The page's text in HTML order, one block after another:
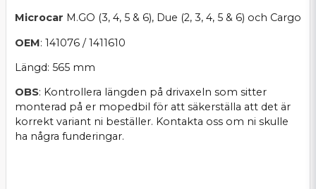
Microcar M.GO (3, 4, 5 & 6), Due (2, 3, 4, 5 & 6) och Cargo
OEM: 141076 / 1411610
Längd: 565 mm
OBS: Kontrollera längden på drivaxeln som sitter
monterad på er mopedbil för att säkerställa att det är
korrekt variant ni beställer. Kontakta oss om ni skulle
ha några funderingar.